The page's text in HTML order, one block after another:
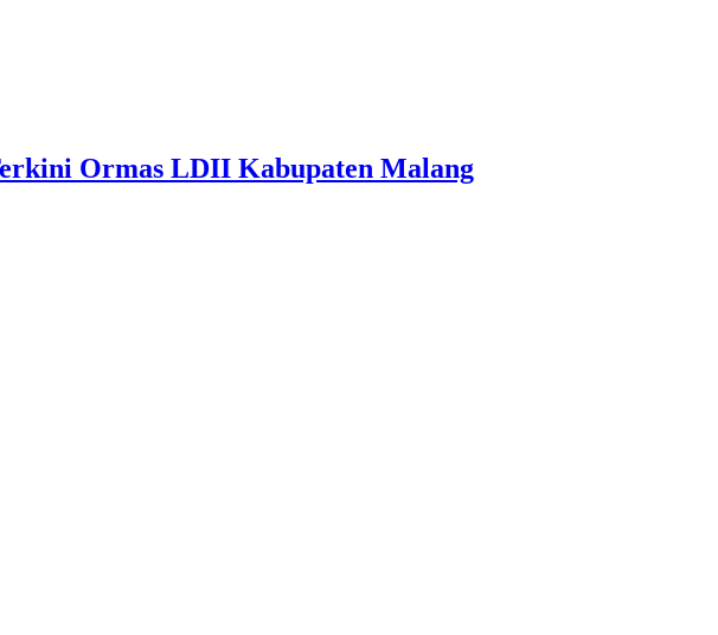
Ormas LDII Kabupaten Malang